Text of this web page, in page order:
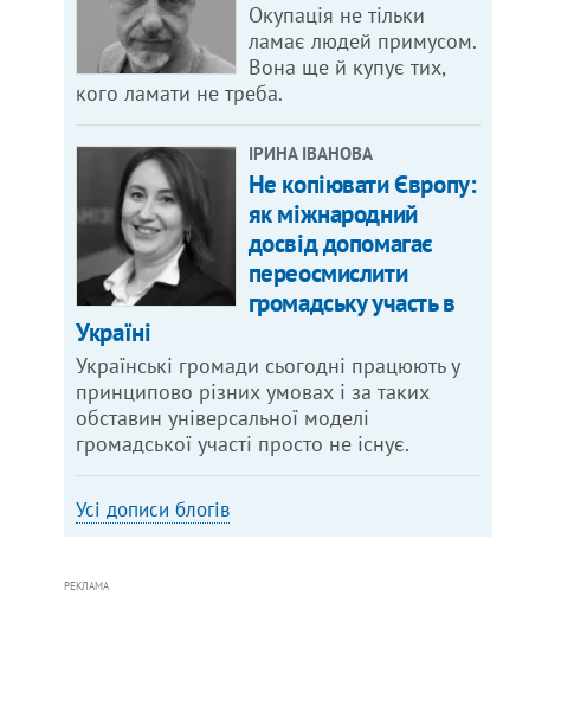
Окупація не тільки
ламає людей примусом.
Вона ще й купує тих,
кого ламати не треба.
ІРИНА ІВАНОВА
Не копіювати Європу:
як міжнародний
досвід допомагає
переосмислити
громадську участь в
Україні
Українські громади сьогодні працюють у
принципово різних умовах і за таких
обставин універсальної моделі
громадської участі просто не існує.
Усі дописи блогів
РЕКЛАМА